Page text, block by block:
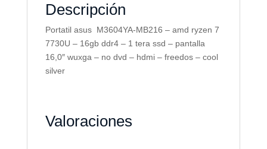
Descripción
Portatil asus M3604YA-MB216 – amd ryzen 7
7730U – 16gb ddr4 – 1 tera ssd – pantalla
16,0″ wuxga – no dvd – hdmi – freedos – cool
silver
Valoraciones